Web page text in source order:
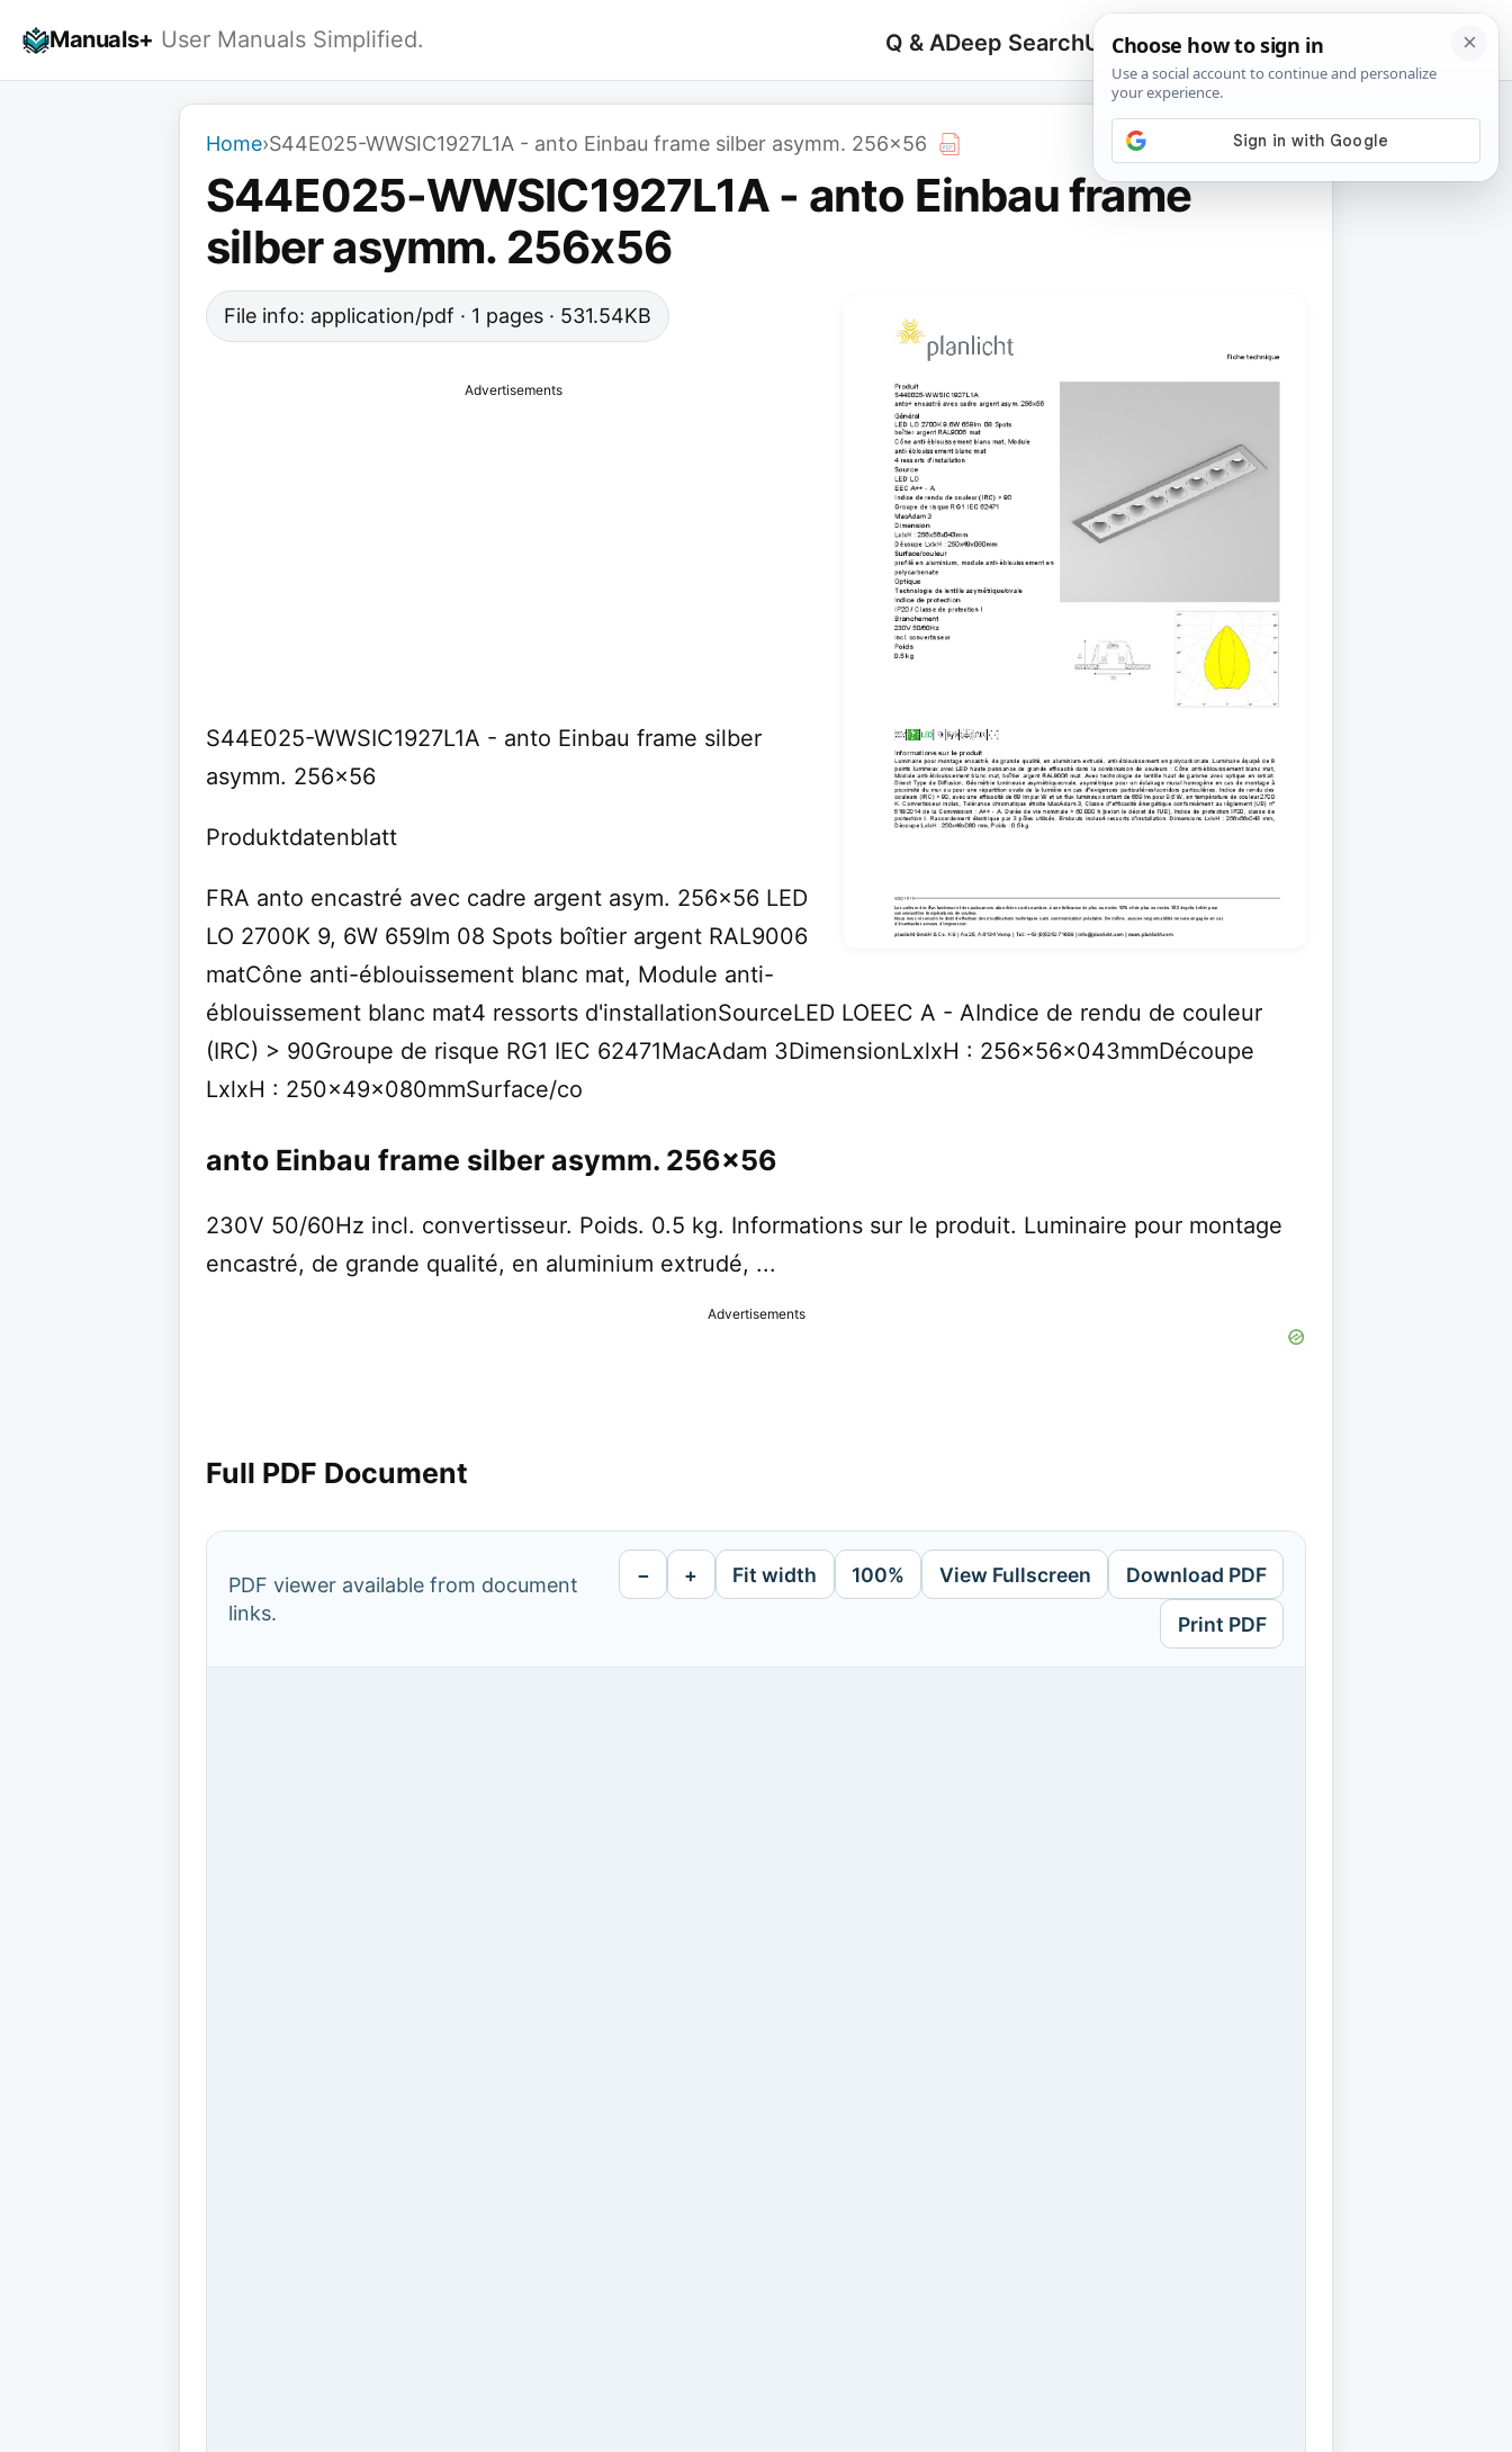
Manuals+ User Manuals Simplified. Q & ADeep SearchUpload
Search
for:
🔍
Home›S44E025-WWSIC1927L1A - anto Einbau frame silber asymm. 256x56
S44E025-WWSIC1927L1A - anto Einbau frame
silber asymm. 256x56
File info: application/pdf · 1 pages · 531.54KB
Advertisements
S44E025-WWSIC1927L1A - anto Einbau frame silber
asymm. 256x56
Produktdatenblatt
FRA anto encastré avec cadre argent asym. 256x56 LED
LO 2700K 9, 6W 659lm 08 Spots boîtier argent RAL9006
matCône anti-éblouissement blanc mat, Module anti-
éblouissement blanc mat4 ressorts d'installationSourceLED LOEEC A - AIndice de rendu de couleur
(IRC) > 90Groupe de risque RG1 IEC 62471MacAdam 3DimensionLxlxH : 256x56x043mmDécoupe
LxlxH : 250x49x080mmSurface/co
anto Einbau frame silber asymm. 256x56
230V 50/60Hz incl. convertisseur. Poids. 0.5 kg. Informations sur le produit. Luminaire pour montage
encastré, de grande qualité, en aluminium extrudé, ...
Advertisements
Full PDF Document
PDF viewer available from document
links.
− + Fit width 100% View Fullscreen Download PDF
Print PDF